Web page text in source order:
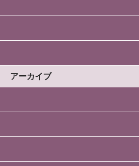
アーカイブ